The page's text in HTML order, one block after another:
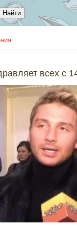
всех с